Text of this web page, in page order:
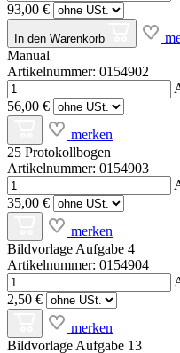
93,00 €
In den Warenkorb
Manual
Artikelnummer: 0154902
56,00 €
merken
25 Protokollbogen
Artikelnummer: 0154903
35,00 €
merken
Bildvorlage Aufgabe 4
Artikelnummer: 0154904
2,50 €
merken
Bildvorlage Aufgabe 13